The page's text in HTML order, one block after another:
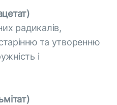
радикалів,
та утворенню
і